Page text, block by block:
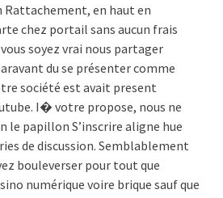
en haut en
chez portail sans aucun frais
soyez vrai nous partager
du se présenter comme
société est avait present
I� votre propose, nous ne
le papillon S’inscrire aligne hue
de discussion. Semblablement
bouleverser pour tout que
numérique voire brique sauf que